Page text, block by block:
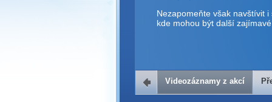
Nezapomeňte však navštívit i
kde mohou být další zajímavé
Přehrávač
Videozáznamy z akcí